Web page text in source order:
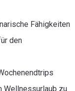
Fähigkeiten
den
Wellnessurlaub zu